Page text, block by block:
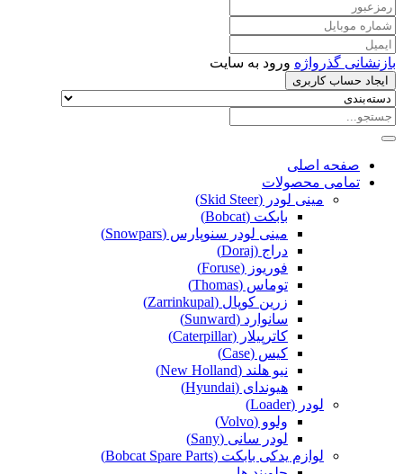
بازنشانی گذرواژه ورود به سایت
ایجاد حساب کاربری
صفحه اصلی
تمامی محصولات
مینی لودر (Skid Steer)
بابکت (Bobcat)
مینی لودر سنوپارس (Snowpars)
دراج (Doraj)
فوریوز (Foruse)
توماس (Thomas)
زرین کوپال (Zarrinkupal)
سانوارد (Sunward)
کاترپیلار (Caterpillar)
کیس (Case)
نیو هلند (New Holland)
هیوندای (Hyundai)
لودر (Loader)
ولوو (Volvo)
لودر سانی (Sany)
لوازم یدکی بابکت (Bobcat Spare Parts)